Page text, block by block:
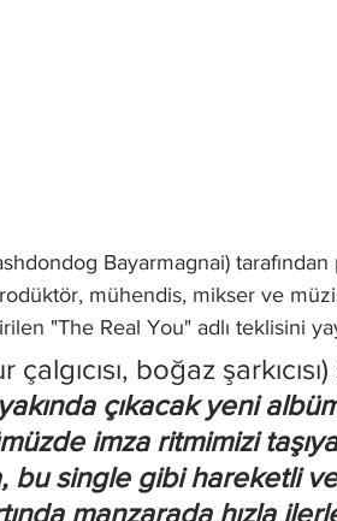
Bayarmagnai)
mühendis, mikser ve
"The Real You" adlı teklisini
boğaz
çıkacak yeni
imza ritmimizi
bu single gibi hareketli ve
manzarada hızla